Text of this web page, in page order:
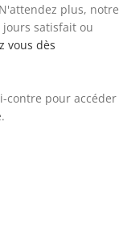
plus, notre
satisfait ou
vous dès
contre pour accéder